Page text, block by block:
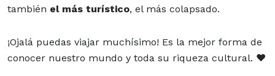
también el más turístico, el más colapsado.
¡Ojalá puedas viajar muchísimo! Es la mejor forma de
conocer nuestro mundo y toda su riqueza cultural. ❤